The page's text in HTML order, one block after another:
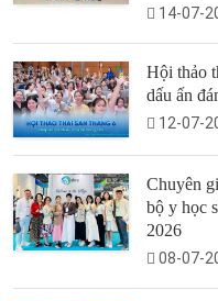
14-07-
Hội thảo
dấu ấn
12-07-
Chuyên
bộ y học
2026
08-07-